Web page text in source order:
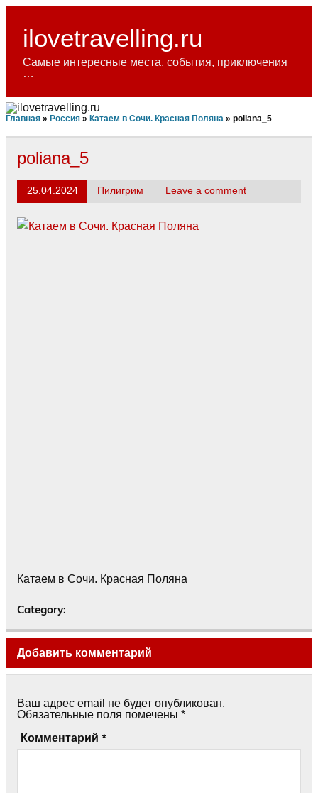
Skip
contentilovetravelling.ru
Самые интересные места, события, приключения
…
Главная » Россия » Катаем в Сочи. Красная Поляна » poliana_5
poliana_5
25.04.2024 Пилигрим Leave a comment
Катаем в Сочи. Красная Поляна
Category:
Добавить комментарий
Ваш адрес email не будет опубликован.
Обязательные поля помечены *
Комментарий *